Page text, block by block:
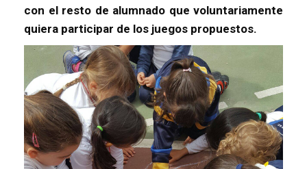
con el resto de alumnado que voluntariamente
quiera participar de los juegos propuestos.